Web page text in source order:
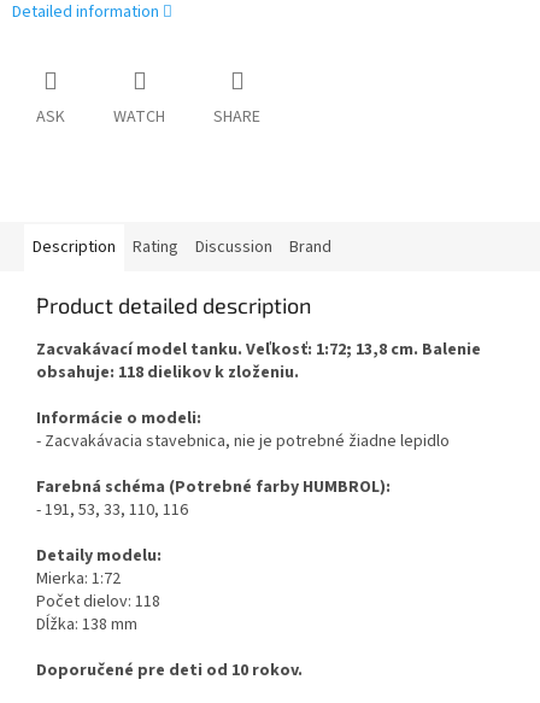
Detailed information
ASK WATCH SHARE
Description Rating Discussion Brand
Product detailed description
Zacvakávací model tanku. Veľkosť: 1:72; 13,8 cm. Balenie
obsahuje: 118 dielikov k zloženiu.
Informácie o modeli:
- Zacvakávacia stavebnica, nie je potrebné žiadne lepidlo
Farebná schéma (Potrebné farby HUMBROL):
- 191, 53, 33, 110, 116
Detaily modelu:
Mierka: 1:72
Počet dielov: 118
Dĺžka: 138 mm
Doporučené pre deti od 10 rokov.